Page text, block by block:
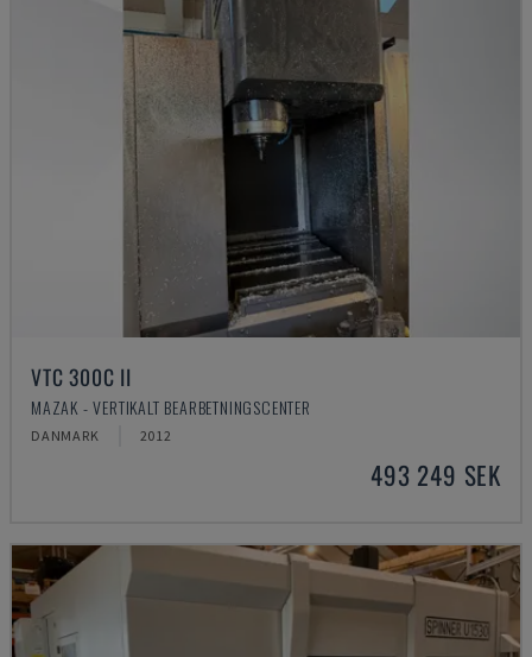
VTC 300C II
MAZAK - VERTIKALT BEARBETNINGSCENTER
DANMARK 2012
493 249 SEK